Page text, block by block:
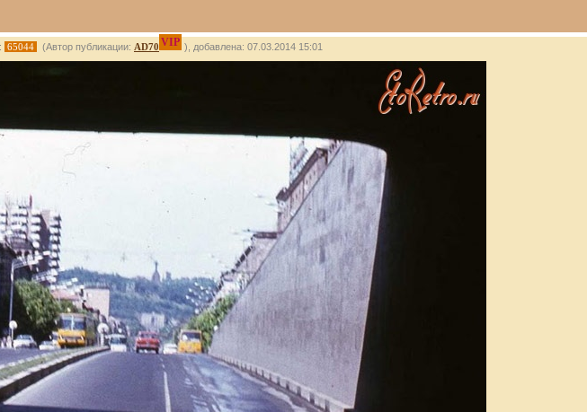
65044 (Автор публикации: AD70 VIP ), добавлена: 07.03.2014 15:01